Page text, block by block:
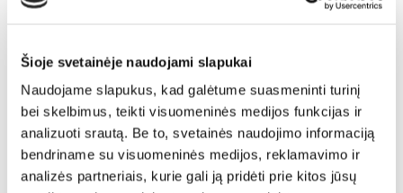
Šioje svetainėje naudojami slapukai
Naudojame slapukus, kad galėtume suasmeninti turinį
bei skelbimus, teikti visuomeninės medijos funkcijas ir
analizuoti srautą. Be to, svetainės naudojimo informaciją
bendriname su visuomeninės medijos, reklamavimo ir
analizės partneriais, kurie gali ją pridėti prie kitos jūsų